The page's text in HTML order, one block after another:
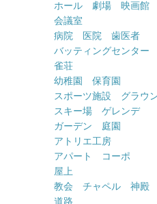
ホール 劇場 映画館
会議室
病院 医院 歯医者
バッティングセンター
雀荘
幼稚園 保育園
スポーツ施設 グラウ
スキー場 ゲレンデ
ガーデン 庭園
アトリエ工房
アパート コーポ
屋上
教会 チャペル 神殿
道路